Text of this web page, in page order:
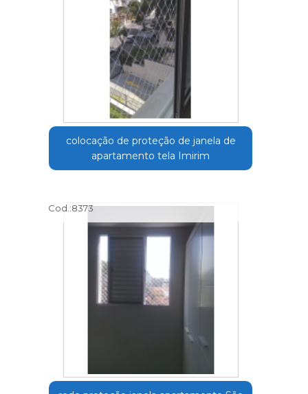
colocação de proteção de janela de
apartamento tela Imirim
Cod.:8373